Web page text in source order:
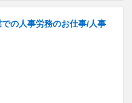
の人事労務のお仕事/人事